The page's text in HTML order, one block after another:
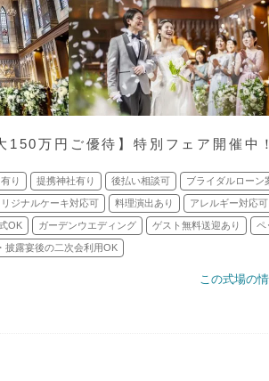
万円ご優待】特別フェア開催中！
り 提携神社有り 後払い相談可 ブライダルローン
リジナルケーキ対応可 料理演出あり アレルギー対応可
OK ガーデンウエディング ゲスト無料送迎あり ペ
披露宴後の二次会利用OK
この式場の